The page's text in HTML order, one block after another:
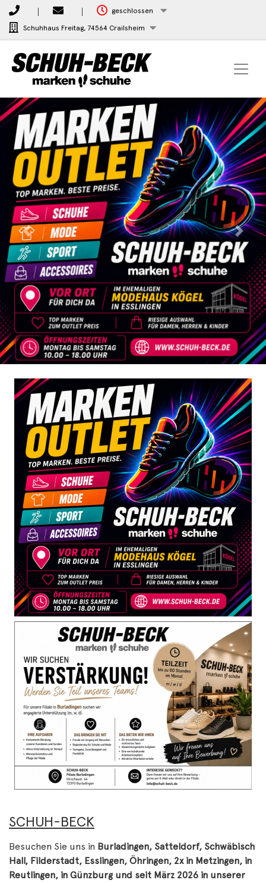
geschlossen
Schuhhaus Freitag, 74564 Crailsheim
SCHUH-BECK
Besuchen Sie uns in Burladingen, Satteldorf, Schwäbisch
Hall, Filderstadt, Esslingen, Öhringen, 2x in Metzingen, in
Reutlingen, in Günzburg und seit März 2026 in unserer